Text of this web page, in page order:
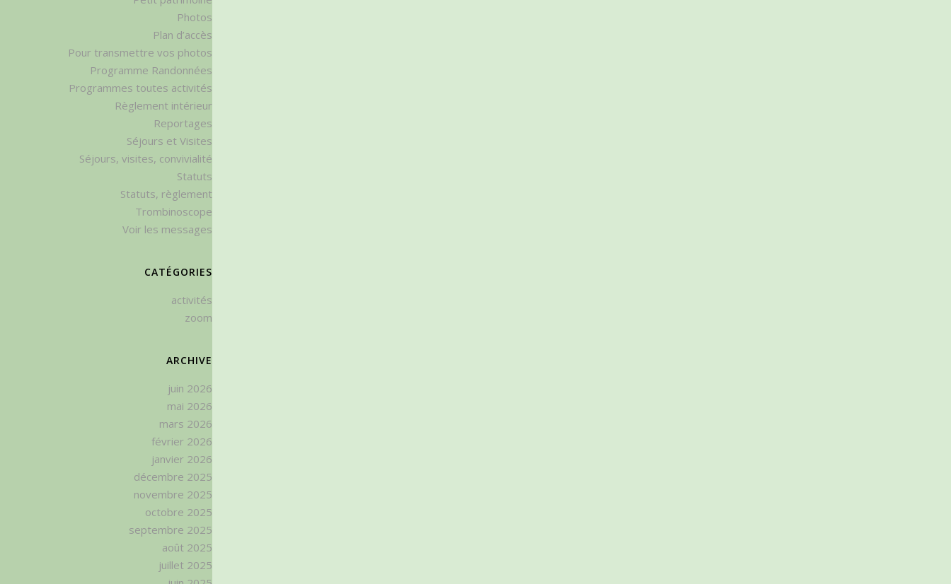
Photos
Plan d’accès
Pour transmettre vos photos
Programme Randonnées
Programmes toutes activités
Règlement intérieur
Reportages
Séjours et Visites
Séjours, visites, convivialité
Statuts
Statuts, règlement
Trombinoscope
Voir les messages
CATÉGORIES
activités
zoom
ARCHIVE
juin 2026
mai 2026
mars 2026
février 2026
janvier 2026
décembre 2025
novembre 2025
octobre 2025
septembre 2025
août 2025
juillet 2025